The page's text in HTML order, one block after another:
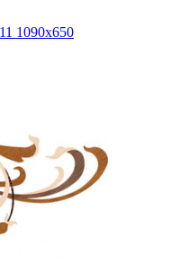
1090х650